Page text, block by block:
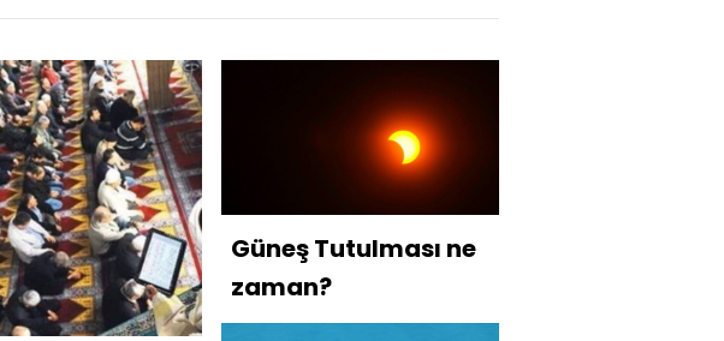
Güneş Tutulması ne
zaman?